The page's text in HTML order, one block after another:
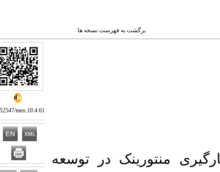
برگشت به فهرست نسخه ها
منتورینک در توسعه
10.52547/meo.10.4.61